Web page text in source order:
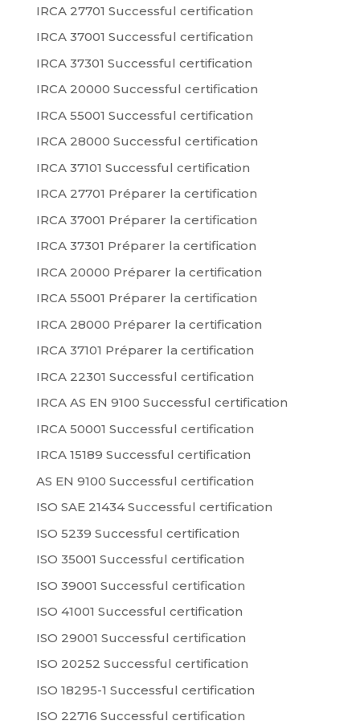
IRCA 27701 Successful certification
IRCA 37001 Successful certification
IRCA 37301 Successful certification
IRCA 20000 Successful certification
IRCA 55001 Successful certification
IRCA 28000 Successful certification
IRCA 37101 Successful certification
IRCA 27701 Préparer la certification
IRCA 37001 Préparer la certification
IRCA 37301 Préparer la certification
IRCA 20000 Préparer la certification
IRCA 55001 Préparer la certification
IRCA 28000 Préparer la certification
IRCA 37101 Préparer la certification
IRCA 22301 Successful certification
IRCA AS EN 9100 Successful certification
IRCA 50001 Successful certification
IRCA 15189 Successful certification
AS EN 9100 Successful certification
ISO SAE 21434 Successful certification
ISO 5239 Successful certification
ISO 35001 Successful certification
ISO 39001 Successful certification
ISO 41001 Successful certification
ISO 29001 Successful certification
ISO 20252 Successful certification
ISO 18295-1 Successful certification
ISO 22716 Successful certification